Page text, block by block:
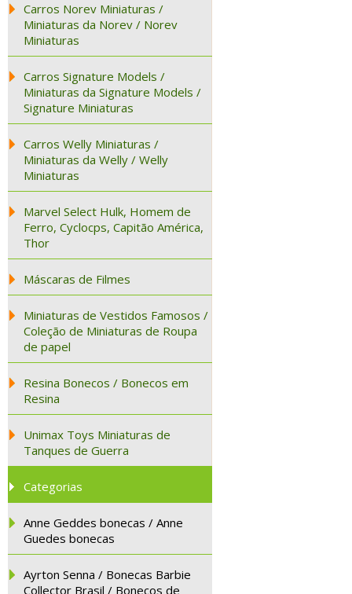
Carros Norev Miniaturas /
Miniaturas da Norev / Norev
Miniaturas
Carros Signature Models /
Miniaturas da Signature Models /
Signature Miniaturas
Carros Welly Miniaturas /
Miniaturas da Welly / Welly
Miniaturas
Marvel Select Hulk, Homem de
Ferro, Cyclocps, Capitão América,
Thor
Máscaras de Filmes
Miniaturas de Vestidos Famosos /
Coleção de Miniaturas de Roupa
de papel
Resina Bonecos / Bonecos em
Resina
Unimax Toys Miniaturas de
Tanques de Guerra
Categorias
Anne Geddes bonecas / Anne
Guedes bonecas
Ayrton Senna / Bonecas Barbie
Collector Brasil / Bonecos de